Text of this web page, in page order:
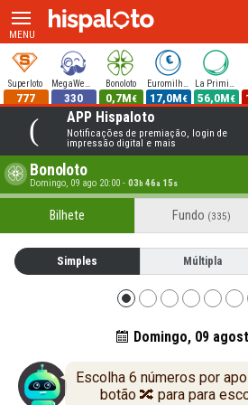
MENU
Superloto
777
MegaWeekend
330
Bonoloto
0,7M€
Euromilhões
17,0M€
La Primitiva
56,0M€
APP Hispaloto
Notificações de premiação, login de
impressão digital e mais
Bonoloto
Domingo, 09 ago 20:00-03h46a 14s
Bilhete Fundo (335)
Simples Múltipla
Domingo, 09
Escolha 6 números por
botão 🔀 para para